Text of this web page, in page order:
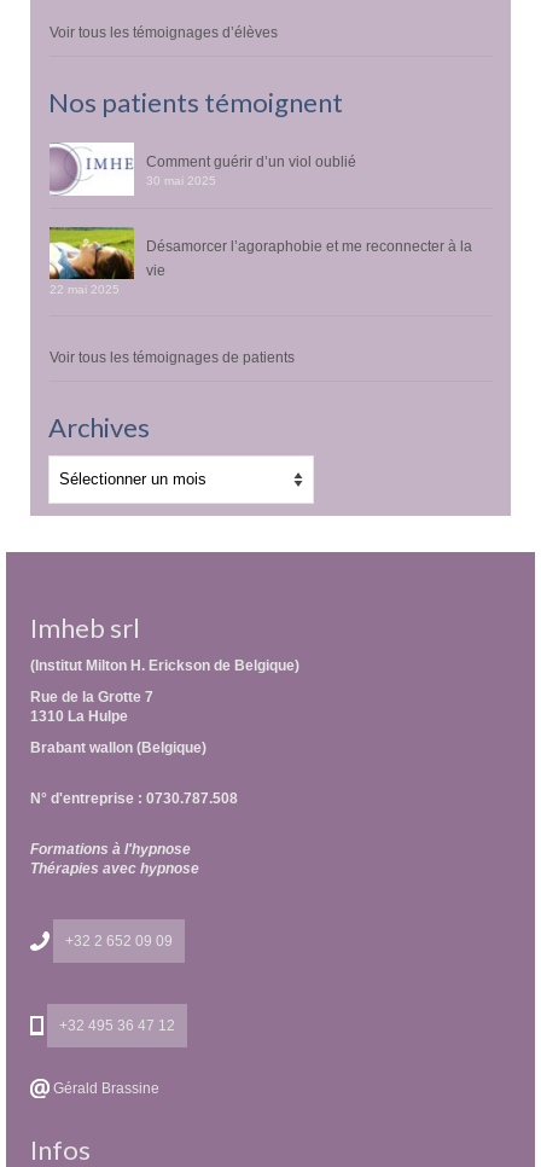
Voir tous les témoignages d’élèves
Nos patients témoignent
Comment guérir d’un viol oublié
30 mai 2025
Désamorcer l’agoraphobie et me reconnecter à la
vie
22 mai 2025
Voir tous les témoignages de patients
Archives
Imheb srl
(Institut Milton H. Erickson de Belgique)
Rue de la Grotte 7
1310 La Hulpe
Brabant wallon (Belgique)
N° d'entreprise : 0730.787.508
Formations à l'hypnose
Thérapies avec hypnose
+32 2 652 09 09
+32 495 36 47 12
Gérald Brassine
Infos